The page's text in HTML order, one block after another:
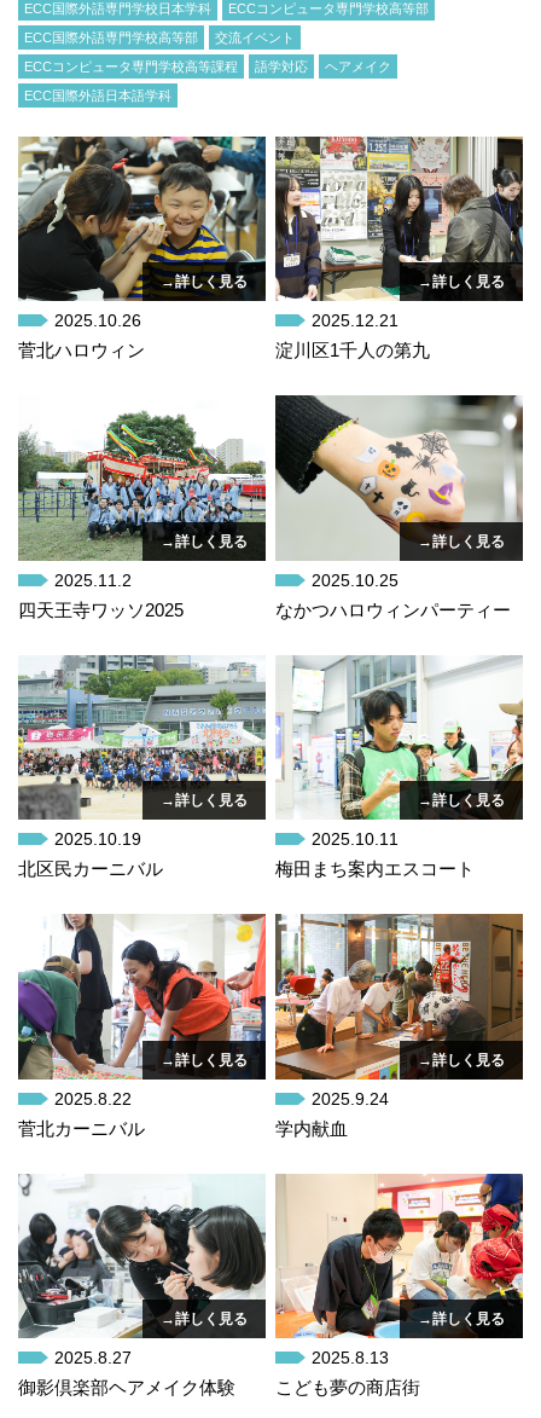
ECC国際外語専門学校日本学科
ECCコンピュータ専門学校高等部
ECC国際外語専門学校高等部
交流イベント
ECCコンピュータ専門学校高等課程
語学対応
ヘアメイク
ECC国際外語日本語学科
→詳しく見る
2025.10.26
菅北ハロウィン
→詳しく見る
2025.12.21
淀川区1千人の第九
→詳しく見る
2025.11.2
四天王寺ワッソ2025
→詳しく見る
2025.10.25
なかつハロウィンパーティー
→詳しく見る
2025.10.19
北区民カーニバル
→詳しく見る
2025.10.11
梅田まち案内エスコート
→詳しく見る
2025.8.22
菅北カーニバル
→詳しく見る
2025.9.24
学内献血
→詳しく見る
2025.8.27
御影倶楽部ヘアメイク体験
→詳しく見る
2025.8.13
こども夢の商店街